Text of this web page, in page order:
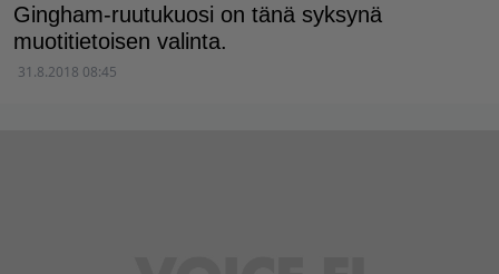
Gingham-ruutukuosi on tänä syksynä
muotitietoisen valinta.
31.8.2018 08:45